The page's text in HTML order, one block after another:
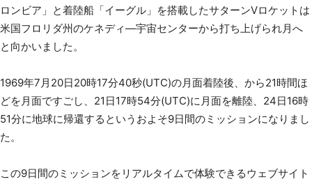
ロンビア」と着陸船「イーグル」を搭載したサターンVロケットは
米国フロリダ州のケネディ―宇宙センターから打ち上げられ月へ
と向かいました。
1969年7月20日20時17分40秒(UTC)の月面着陸後、から21時間ほ
どを月面ですごし、21日17時54分(UTC)に月面を離陸、24日16時
51分に地球に帰還するというおよそ9日間のミッションになりまし
た。
この9日間のミッションをリアルタイムで体験できるウェブサイト